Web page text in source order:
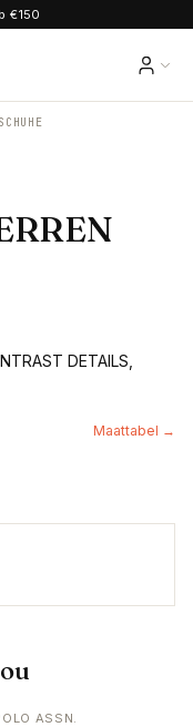
€150
DETAILS,
Maattabel →
ASSN.